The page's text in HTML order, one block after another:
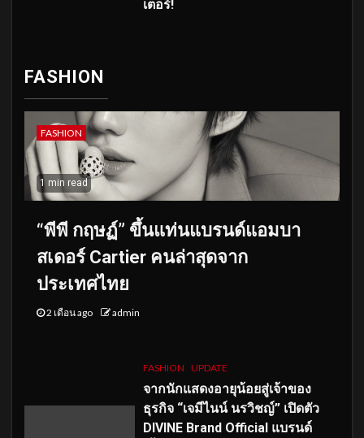
เตอร์!
FASHION
FASHION
1 min read
“พีพี กฤษฏ์” ขึ้นแท่นแบรนด์แอมบา
สเดอร์ Cartier คนล่าสุดจาก
ประเทศไทย
2 เดือน ago admin
FASHION UPDATE
จากนักแสดงอายุน้อยสู่เจ้าของ
ธุรกิจ “เจมีไนน์ นรวิชญ์” เปิดตัว
DIVINE Brand Official แบรนด์